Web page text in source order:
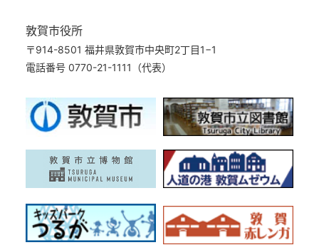
敦賀市役所
〒914-8501 福井県敦賀市中央町2丁目1−1
電話番号 0770-21-1111（代表）